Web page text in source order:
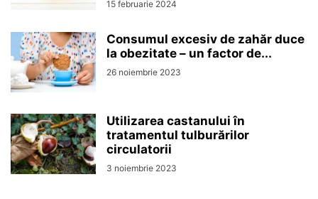
15 februarie 2024
Consumul excesiv de zahăr duce
la obezitate – un factor de...
26 noiembrie 2023
Utilizarea castanului în
tratamentul tulburărilor
circulatorii
3 noiembrie 2023